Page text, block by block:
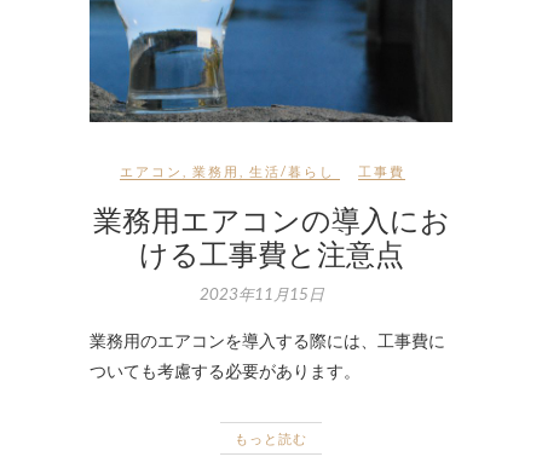
エアコン 業務用 生活/暮らし 工事費
業務用エアコンの導入にお
ける工事費と注意点
2023年11月15日
業務用のエアコンを導入する際には、工事費に
ついても考慮する必要があります。
もっと読む